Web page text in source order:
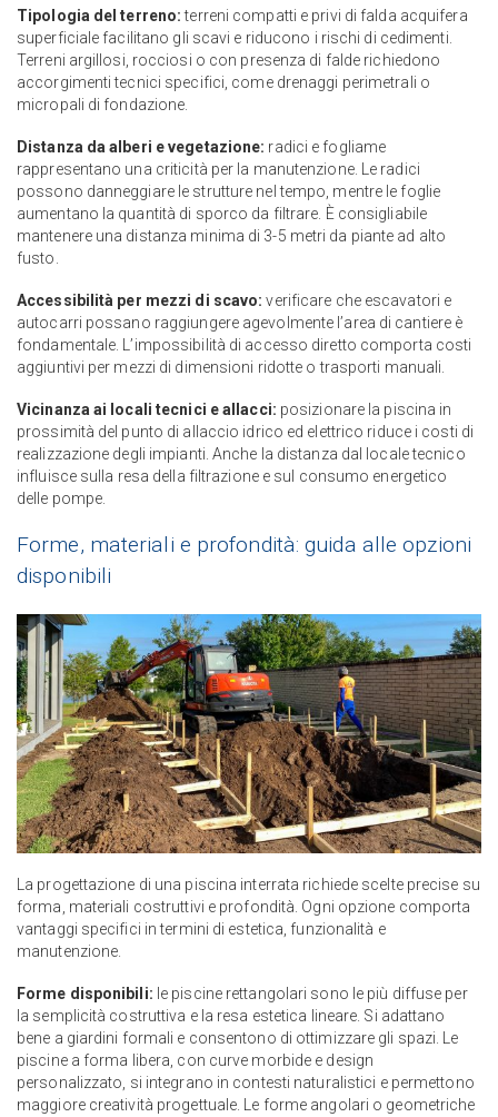
Tipologia del terreno:terreni compatti e privi di falda acquifera
superficiale facilitano gli scavi e riducono i rischi di cedimenti.
Terreni argillosi, rocciosi o con presenza di falde richiedono
accorgimenti tecnici specifici, come drenaggi perimetrali o
micropali di fondazione.
Distanza da alberi e vegetazione: radici e fogliame
rappresentano una criticità per la manutenzione. Le radici
possono danneggiare le strutture nel tempo, mentre le foglie
aumentano la quantità di sporco da filtrare. È consigliabile
mantenere una distanza minima di 3-5 metri da piante ad alto
fusto.
Accessibilità per mezzi di scavo: verificare che escavatori e
autocarri possano raggiungere agevolmente l’area di cantiere è
fondamentale. L’impossibilità di accesso diretto comporta costi
aggiuntivi per mezzi di dimensioni ridotte o trasporti manuali.
Vicinanza ai locali tecnici e allacci: posizionare la piscina in
prossimità del punto di allaccio idrico ed elettrico riduce i costi di
realizzazione degli impianti. Anche la distanza dal locale tecnico
influisce sulla resa della filtrazione e sul consumo energetico
delle pompe.
Forme, materiali e profondità: guida alle opzioni
disponibili
La progettazione di una piscina interrata richiede scelte precise su
forma, materiali costruttivi e profondità. Ogni opzione comporta
vantaggi specifici in termini di estetica, funzionalità e
manutenzione.
Forme disponibili: le piscine rettangolari sono le più diffuse per
la semplicità costruttiva e la resa estetica lineare. Si adattano
bene a giardini formali e consentono di ottimizzare gli spazi. Le
piscine a forma libera, con curve morbide e design
personalizzato, si integrano in contesti naturalistici e permettono
maggiore creatività progettuale. Le forme angolari o geometriche